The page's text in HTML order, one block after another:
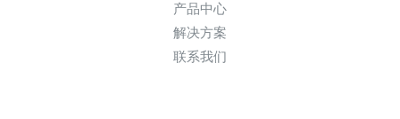
产品中心
解决方案
联系我们